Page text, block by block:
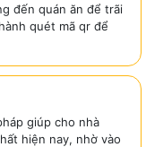
đến quán ăn để trãi
quét mã qr để
giúp cho nhà
hiện nay, nhờ vào